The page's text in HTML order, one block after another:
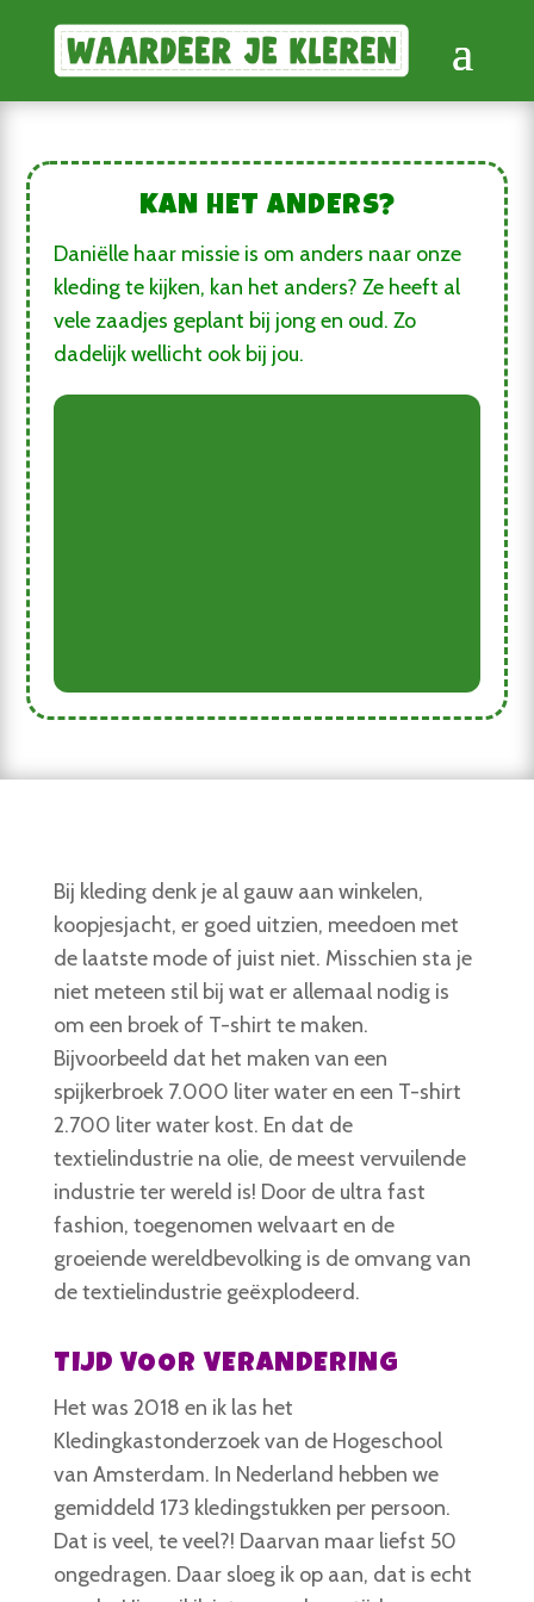
KAN HET ANDERS?
Daniëlle haar missie is om anders naar onze
kleding te kijken, kan het anders? Ze heeft al
vele zaadjes geplant bij jong en oud. Zo
dadelijk wellicht ook bij jou.
Bij kleding denk je al gauw aan winkelen,
koopjesjacht, er goed uitzien, meedoen met
de laatste mode of juist niet. Misschien sta je
niet meteen stil bij wat er allemaal nodig is
om een broek of T-shirt te maken.
Bijvoorbeeld dat het maken van een
spijkerbroek 7.000 liter water en een T-shirt
2.700 liter water kost. En dat de
textielindustrie na olie, de meest vervuilende
industrie ter wereld is! Door de ultra fast
fashion, toegenomen welvaart en de
groeiende wereldbevolking is de omvang van
de textielindustrie geëxplodeerd.
TIJD VOOR VERANDERING
Het was 2018 en ik las het
Kledingkastonderzoek van de Hogeschool
van Amsterdam. In Nederland hebben we
gemiddeld 173 kledingstukken per persoon.
Dat is veel, te veel?! Daarvan maar liefst 50
ongedragen. Daar sloeg ik op aan, dat is echt